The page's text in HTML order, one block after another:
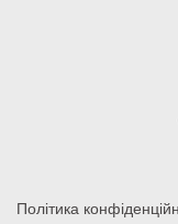
Політика